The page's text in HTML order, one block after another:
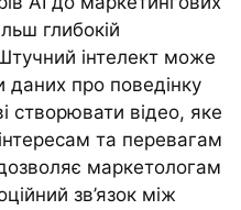
глибокій
інтелект може
даних про поведінку
створювати відео, яке
та перевагам
маркетологам
зв’язок між